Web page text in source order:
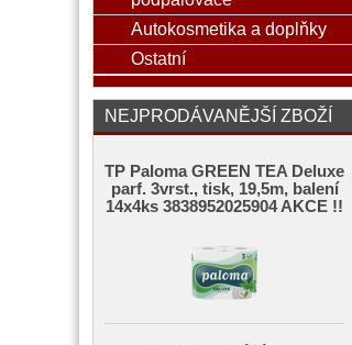
Autokosmetika a doplňky
Ostatní
NEJPRODÁVANĚJŠÍ ZBOŽÍ
TP Paloma GREEN TEA Deluxe
parf. 3vrst., tisk, 19,5m, balení
14x4ks 3838952025904 AKCE !!